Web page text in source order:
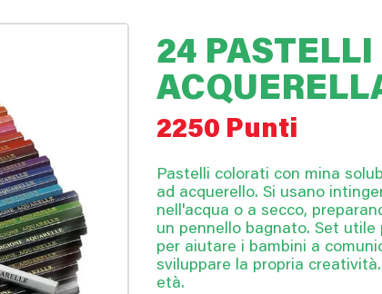
24
2250 Punti
Pastelli colorati con mina
ad acquerello. Si usano
nell'acqua o a secco,
un pennello bagnato. Set
per aiutare i bambini a
sviluppare la propria
età.